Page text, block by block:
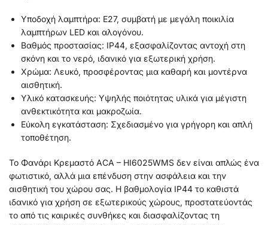
Υποδοχή λαμπτήρα: Ε27, συμβατή με μεγάλη ποικιλία
λαμπτήρων LED και αλογόνου.
Βαθμός προστασίας: IP44, εξασφαλίζοντας αντοχή στη
σκόνη και το νερό, ιδανικό για εξωτερική χρήση.
Χρώμα: Λευκό, προσφέροντας μια καθαρή και μοντέρνα
αισθητική.
Υλικό κατασκευής: Υψηλής ποιότητας υλικά για μέγιστη
ανθεκτικότητα και μακροζωία.
Εύκολη εγκατάσταση: Σχεδιασμένο για γρήγορη και απλή
τοποθέτηση.
Το Φανάρι Κρεμαστό ACA – HI6025WMS δεν είναι απλώς ένα
φωτιστικό, αλλά μια επένδυση στην ασφάλεια και την
αισθητική του χώρου σας. Η βαθμολογία IP44 το καθιστά
ιδανικό για χρήση σε εξωτερικούς χώρους, προστατεύοντάς
το από τις καιρικές συνθήκες και διασφαλίζοντας τη